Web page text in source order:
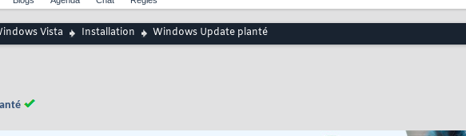
Vista Installation Windows Update planté